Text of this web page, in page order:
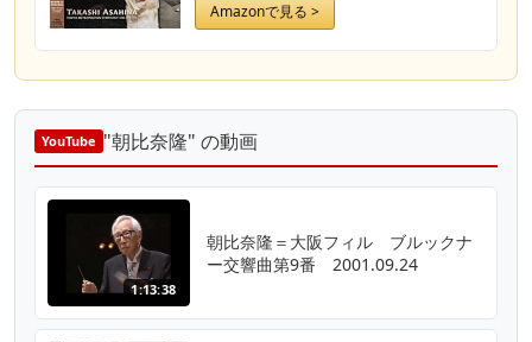
Amazonで見る >
YouTube "朝比奈隆" の動画
1:13:38
朝比奈隆＝大阪フィル ブルックナ
ー交響曲第9番 2001.09.24